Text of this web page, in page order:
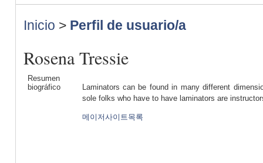
Inicio > Perfil de usuario/a
Rosena Tressie
Resumen
biográfico
Laminators can be found in many different
sole folks who have to have laminators are
메이저사이트목록